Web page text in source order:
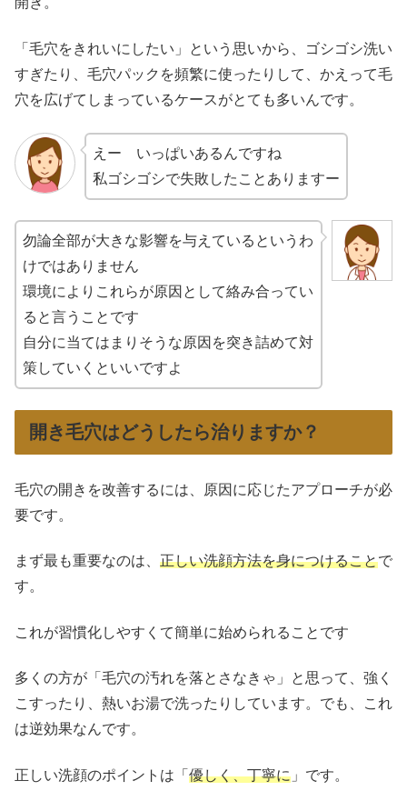
「毛穴をきれいにしたい」という思いから、ゴシゴシ洗い
すぎたり、毛穴パックを頻繁に使ったりして、かえって毛
穴を広げてしまっているケースがとても多いんです。
えー いっぱいあるんですね
私ゴシゴシで失敗したことありますー
勿論全部が大きな影響を与えているというわ
けではありません
環境によりこれらが原因として絡み合ってい
ると言うことです
自分に当てはまりそうな原因を突き詰めて対
策していくといいですよ
開き毛穴はどうしたら治りますか？
毛穴の開きを改善するには、原因に応じたアプローチが必
要です。
まず最も重要なのは、 正しい洗顔方法を身につけることで
す。
これが習慣化しやすくて簡単に始められることです
多くの方が「毛穴の汚れを落とさなきゃ」と思って、強く
こすったり、熱いお湯で洗ったりしています。でも、これ
は逆効果なんです。
正しい洗顔のポイントは「 優しく、丁寧に 」です。